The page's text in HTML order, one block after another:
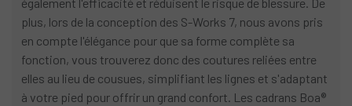
plus, lors de la conception des S-Works 7, nous avons pris
en compte l'élégance pour que sa forme complète sa
fonction, vous trouverez donc des coutures reliées entre
elles au lieu de cousues, simplifiant les lignes et s'adaptant
à votre pied pour offrir un grand confort. Les cadrans Boa®